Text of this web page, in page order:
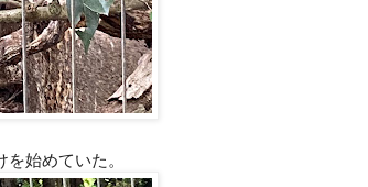
始めていた。